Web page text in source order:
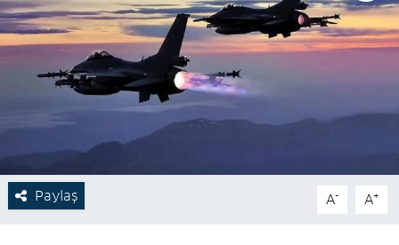
Paylaş A- A+